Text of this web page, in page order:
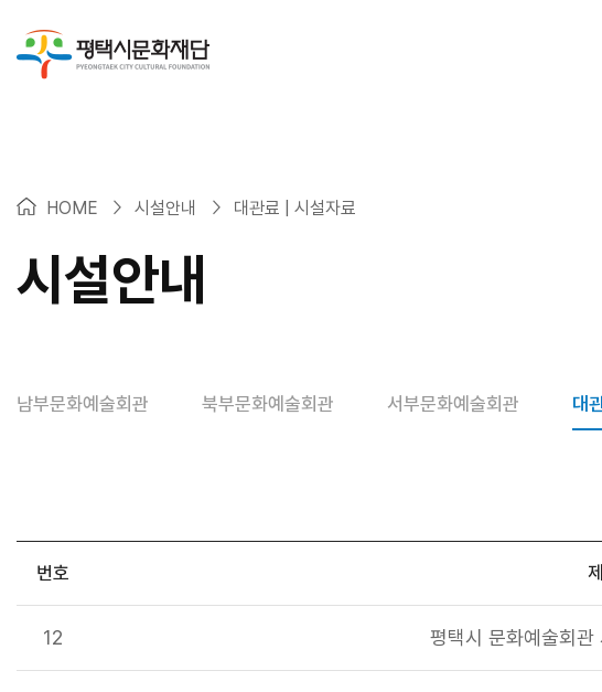
HOME > 시설안내 > 대관료 | 시설자료
시설안내
남부문화예술회관 북부문화예술회관 서부문화예술회관 대
번호
12 평택시 문화예술회